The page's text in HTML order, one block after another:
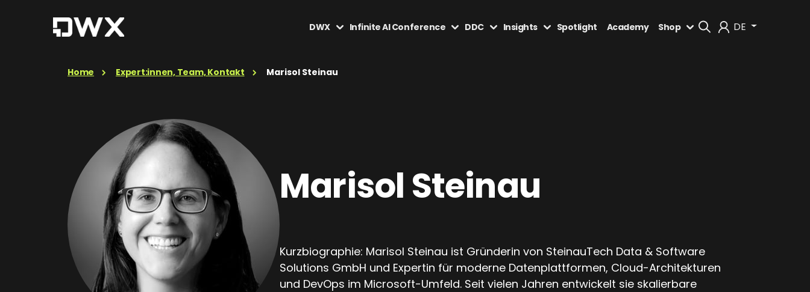
DE
DWX Infinite AI Conference DDC Insights Spotlight Academy Shop
Home Expert:innen, Team, Kontakt Marisol Steinau
Marisol Steinau
Kurzbiographie: Marisol Steinau ist Gründerin von SteinauTech Data & Software
Solutions GmbH und Expertin für moderne Datenplattformen, Cloud-Architekturen
und DevOps im Microsoft-Umfeld. Seit vielen Jahren entwickelt sie skalierbare